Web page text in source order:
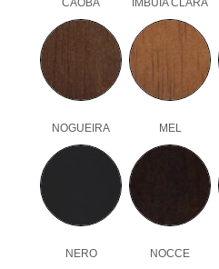
NOGUEIRA MEL
NERO NOCCE